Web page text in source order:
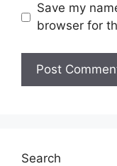
Save my
browser for
Search